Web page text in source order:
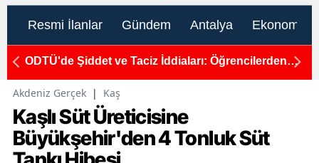
Resmi İlanlar Gündem Antalya Ekonomi
ODTÜ'de Şiddet ve Taciz İddiaları: Öğrencilerden
Akdeniz Gerçek | Kaş
Kaşlı Süt Üreticisine
Büyükşehir'den 4 Tonluk Süt